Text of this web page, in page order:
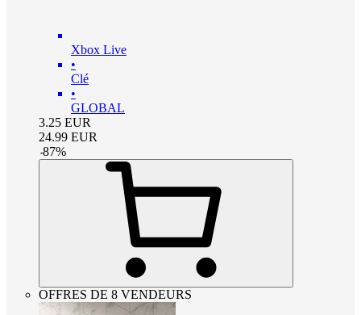
Xbox Live
•
Clé
•
GLOBAL
3.25 EUR
24.99 EUR
-87%
OFFRES DE 8 VENDEURS